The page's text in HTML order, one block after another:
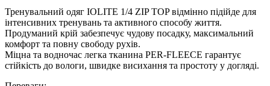
Тренувальний одяг IOLITE 1/4 ZIP TOP відмінно підійде для
інтенсивних тренувань та активного способу життя.
Продуманий крій забезпечує чудову посадку, максимальний
комфорт та повну свободу рухів.
Міцна та водночас легка тканина PER-FLEECE гарантує
стійкість до вологи, швидке висихання та простоту у догляді.